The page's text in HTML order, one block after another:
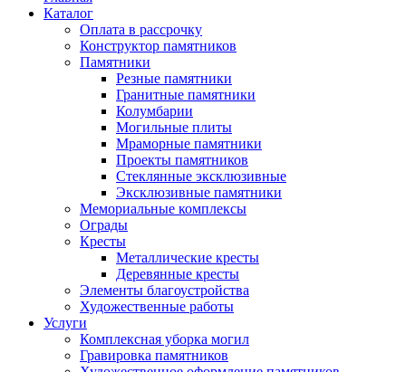
Каталог
Оплата в рассрочку
Конструктор памятников
Памятники
Резные памятники
Гранитные памятники
Колумбарии
Могильные плиты
Мраморные памятники
Проекты памятников
Стеклянные эксклюзивные
Эксклюзивные памятники
Мемориальные комплексы
Ограды
Кресты
Металлические кресты
Деревянные кресты
Элементы благоустройства
Художественные работы
Услуги
Комплексная уборка могил
Гравировка памятников